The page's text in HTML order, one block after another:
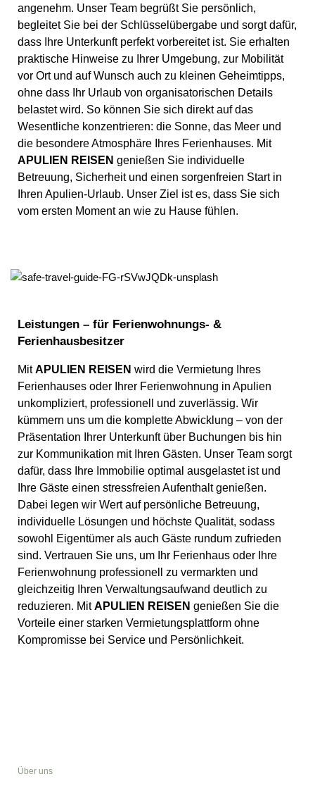
angenehm. Unser Team begrüßt Sie persönlich,
begleitet Sie bei der Schlüsselübergabe und sorgt dafür,
dass Ihre Unterkunft perfekt vorbereitet ist. Sie erhalten
praktische Hinweise zu Ihrer Umgebung, zur Mobilität
vor Ort und auf Wunsch auch zu kleinen Geheimtipps,
ohne dass Ihr Urlaub von organisatorischen Details
belastet wird. So können Sie sich direkt auf das
Wesentliche konzentrieren: die Sonne, das Meer und
die besondere Atmosphäre Ihres Ferienhauses. Mit
APULIEN REISEN genießen Sie individuelle
Betreuung, Sicherheit und einen sorgenfreien Start in
Ihren Apulien-Urlaub. Unser Ziel ist es, dass Sie sich
vom ersten Moment an wie zu Hause fühlen.
Leistungen – für Ferienwohnungs- &
Ferienhausbesitzer
MitAPULIEN REISEN wird die Vermietung Ihres
Ferienhauses oder Ihrer Ferienwohnung in Apulien
unkompliziert, professionell und zuverlässig. Wir
kümmern uns um die komplette Abwicklung – von der
Präsentation Ihrer Unterkunft über Buchungen bis hin
zur Kommunikation mit Ihren Gästen. Unser Team sorgt
dafür, dass Ihre Immobilie optimal ausgelastet ist und
Ihre Gäste einen stressfreien Aufenthalt genießen.
Dabei legen wir Wert auf persönliche Betreuung,
individuelle Lösungen und höchste Qualität, sodass
sowohl Eigentümer als auch Gäste rundum zufrieden
sind. Vertrauen Sie uns, um Ihr Ferienhaus oder Ihre
Ferienwohnung professionell zu vermarkten und
gleichzeitig Ihren Verwaltungsaufwand deutlich zu
reduzieren. MitAPULIEN REISEN genießen Sie die
Vorteile einer starken Vermietungsplattform ohne
Kompromisse bei Service und Persönlichkeit.
Über uns